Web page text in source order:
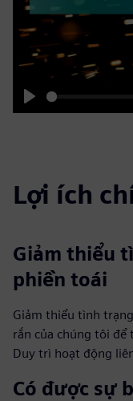
Play
Lợi ích
Giảm thiểu
phiền toái
Giảm thiểu tình
rắn của chúng tôi
Duy trì hoạt động
Có được sự